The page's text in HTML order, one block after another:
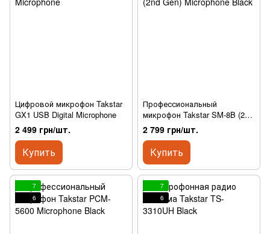
Цифровой микрофон Takstar
GX1 USB Digital Microphone
2 499 грн/шт.
Купить
Профессиональный
микрофон Takstar SM-8B (2nd
Gen) Microphone Black
2 799 грн/шт.
Купить
7
6
7
6